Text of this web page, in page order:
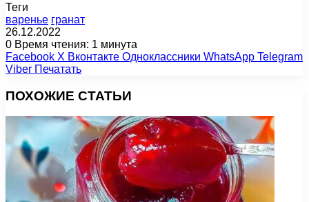
Теги
варенье гранат
26.12.2022
0 Время чтения: 1 минута
Facebook X Вконтакте Одноклассники WhatsApp Telegram
Viber Печатать
ПОХОЖИЕ СТАТЬИ